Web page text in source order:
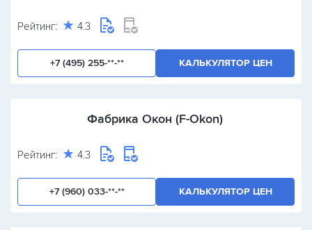
Рейтинг: 4.3
+7 (495) 255-**-** КАЛЬКУЛЯТОР ЦЕН
Фабрика Окон (F-Okon)
Рейтинг: 4.3
+7 (960) 033-**-** КАЛЬКУЛЯТОР ЦЕН